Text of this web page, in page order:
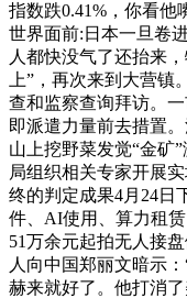
指数跌0.41%，你看他
世界面前:日本一旦卷
人都快没气了还抬来
上”，再次来到大营
查和监察查询拜访。
即派遣力量前去措置
山上挖野菜发觉“金矿
局组织相关专家开展
终的判定成果4月24日
件、AI使用、算力租
51万余元起拍无人接
人向中国郑丽文暗示
赫来就好了。他打消